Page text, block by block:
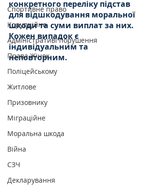
Спортивне право
Корупційне
Адміністративі порушення
Права Жінок
Поліцейському
Житлове
Призовнику
Міграційне
Моральна шкода
Війна
СЗЧ
Декларування
конкретного переліку підстав
для відшкодування моральної
шкоди та суми виплат за них.
Кожен випадок є
індивідуальним та
неповторним.